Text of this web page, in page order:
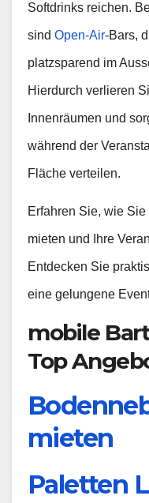
Softdrinks reichen.
sind Open-Air-Bars,
platzsparend im
Hierdurch verlieren
Innenräumen und
während der
Fläche verteilen.
Erfahren Sie, wie
mieten und Ihre
Entdecken Sie
eine gelungene
mobile
Top
mieten
Paletten